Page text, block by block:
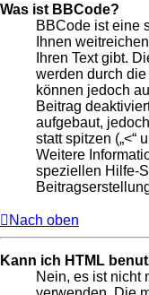
Was ist BBCode?
BBCode ist eine
Ihnen
Ihren Text gibt.
werden durch
können jedoch
Beitrag
aufgebaut,
statt spitzen („<“
Weitere
speziellen Hilfe-
Nach oben
Kann ich HTML
Nein, es ist nicht